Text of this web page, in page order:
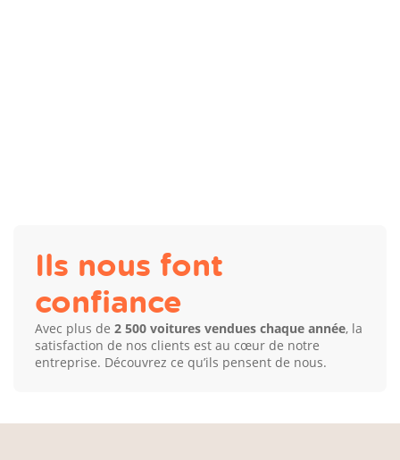
Ils nous font
confiance
Avec plus de2 500 voitures vendues chaque année, la
satisfaction de nos clients est au cœur de notre
entreprise. Découvrez ce qu’ils pensent de nous.